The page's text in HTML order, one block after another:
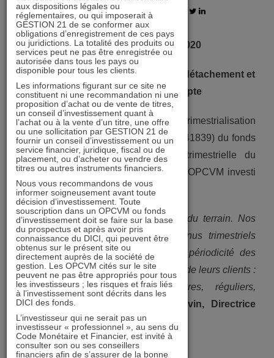
16.11.2020 - Partagez l'article sur
Communiqué du 16/11/2020
Annonce du montant, de la date de détachement et
de paiement du 1eracompte
L’équipe de GESTION 21 annonce la trimestrialisation
du dividende de la part AD (FR0010541839) du fonds
IMMOBILIER 21. Une distribution trimestrielle du
dividende est une innovation pour un OPCVM investi
en immobilier coté.
«C’est une innovation qui remonte du terrain. Nos
partenaires à la recherche de revenus trimestriels
souhaitaient que nous adaptions la périodicité des
versements du dividende aux besoins de leurs clients :
avoir des revenus complémentaires, réguliers,
trimestriels.»
Valérie Salomon Liévin, Directrice
commerciale
Calendrier et montant:
aux dispositions légales ou
réglementaires, ou qui imposerait à
GESTION 21 de se conformer aux
obligations d’enregistrement de ces pays
ou juridictions. La totalité des produits ou
services peut ne pas être enregistrée ou
autorisée dans tous les pays ou
disponible pour tous les clients.
Les informations figurant sur ce site ne
constituent ni une recommandation ni une
proposition d’achat ou de vente de titres,
un conseil d’investissement quant à
l’achat ou à la vente d’un titre, une offre
ou une sollicitation par GESTION 21 de
fournir un conseil d’investissement ou un
service financier, juridique, fiscal ou de
placement, ou d’acheter ou vendre des
titres ou autres instruments financiers.
Nous vous recommandons de vous
informer soigneusement avant toute
décision d’investissement. Toute
souscription dans un OPCVM ou fonds
d’investissement doit se faire sur la base
du prospectus et après avoir pris
connaissance du DICI, qui peuvent être
obtenus sur le présent site ou
directement auprès de la société de
gestion. Les OPCVM cités sur le site
peuvent ne pas être appropriés pour tous
les investisseurs ; les risques et frais liés
à l’investissement sont décrits dans les
DICI des fonds.
L’investisseur qui ne serait pas un
investisseur « professionnel », au sens du
Code Monétaire et Financier, est invité à
consulter son ou ses conseillers
financiers afin de s’assurer de la bonne